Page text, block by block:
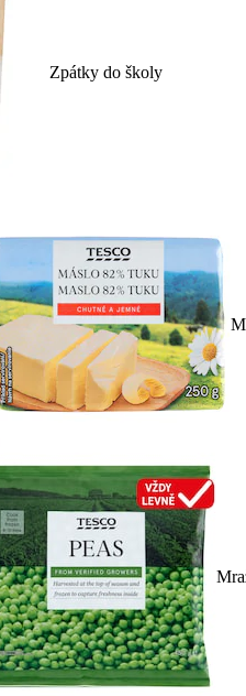
Zpátky do školy